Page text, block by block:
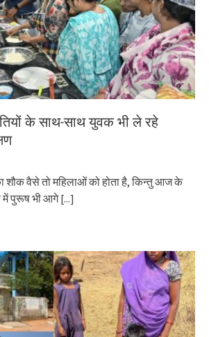
के साथ-साथ युवक भी ले रहे
शौक वैसे तो महिलाओं को होता है, किन्तु आज के
में पुरूष भी आगे[...]